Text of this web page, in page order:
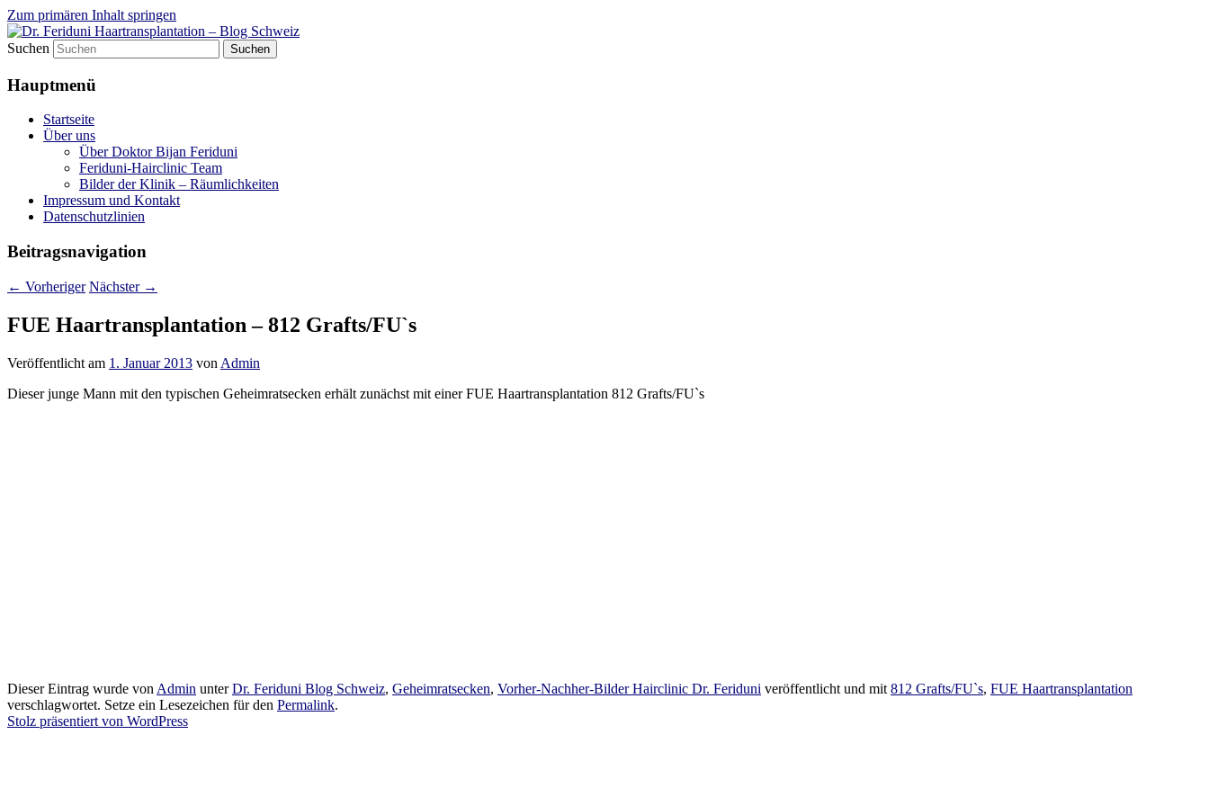
Zum primären Inhalt springen
Dr. Feriduni Haartransplantation – Blog Schweiz
Videos, Resultate, Bilder
Suchen
Hauptmenü
Startseite
Über uns
Über Doktor Bijan Feriduni
Feriduni-Hairclinic Team
Bilder der Klinik – Räumlichkeiten
Impressum und Kontakt
Datenschutzlinien
Beitragsnavigation
← Vorheriger Nächster →
FUE Haartransplantation – 812 Grafts/FU`s
Veröffentlicht am 1. Januar 2013 von Admin
Dieser junge Mann mit den typischen Geheimratsecken erhält zunächst mit einer FUE Haartransplantation 812 Grafts/FU`s
Dieser Eintrag wurde von Admin unterDr. Feriduni Blog Schweiz, Geheimratsecken, Vorher-Nachher-Bilder Hairclinic Dr. Feriduni veröffentlicht und mit 812 Grafts/FU`s, FUE Haartransplantation
verschlagwortet. Setze ein Lesezeichen für den Permalink.
Stolz präsentiert von WordPress